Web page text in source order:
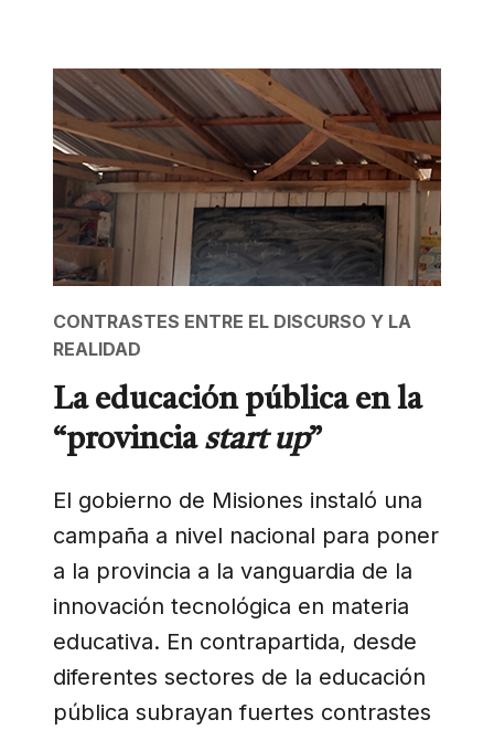
CONTRASTES ENTRE EL DISCURSO Y LA
REALIDAD
La educación pública en la
“provincia start up”
El gobierno de Misiones instaló una
campaña a nivel nacional para poner
a la provincia a la vanguardia de la
innovación tecnológica en materia
educativa. En contrapartida, desde
diferentes sectores de la educación
pública subrayan fuertes contrastes